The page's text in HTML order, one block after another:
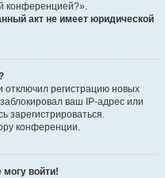
конференцией?».
акт не имеет юридической
регистрацию новых
ваш IP-адрес или
зарегистрироваться.
конференции.
могу войти!